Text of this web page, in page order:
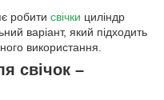
робити свічки циліндр
варіант, який підходить
використання.
свічок –